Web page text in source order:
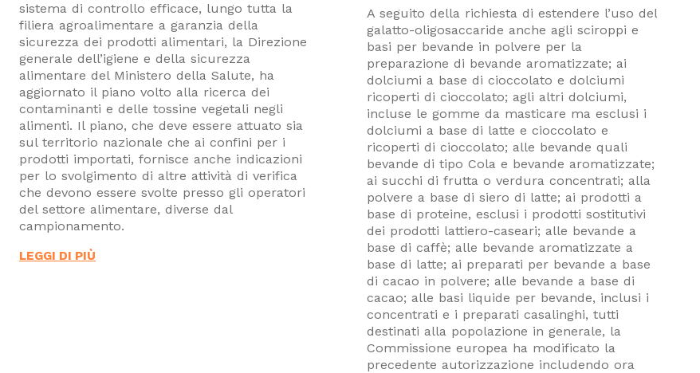
sistema di controllo efficace, lungo tutta la
filiera agroalimentare a garanzia della
sicurezza dei prodotti alimentari, la Direzione
generale dell’igiene e della sicurezza
alimentare del Ministero della Salute, ha
aggiornato il piano volto alla ricerca dei
contaminanti e delle tossine vegetali negli
alimenti. Il piano, che deve essere attuato sia
sul territorio nazionale che ai confini per i
prodotti importati, fornisce anche indicazioni
per lo svolgimento di altre attività di verifica
che devono essere svolte presso gli operatori
del settore alimentare, diverse dal
campionamento.
LEGGI DI PIÙ
A seguito della richiesta di estendere l’uso del
galatto-oligosaccaride anche agli sciroppi e
basi per bevande in polvere per la
preparazione di bevande aromatizzate; ai
dolciumi a base di cioccolato e dolciumi
ricoperti di cioccolato; agli altri dolciumi,
incluse le gomme da masticare ma esclusi i
dolciumi a base di latte e cioccolato e
ricoperti di cioccolato; alle bevande quali
bevande di tipo Cola e bevande aromatizzate;
ai succhi di frutta o verdura concentrati; alla
polvere a base di siero di latte; ai prodotti a
base di proteine, esclusi i prodotti sostitutivi
dei prodotti lattiero-caseari; alle bevande a
base di caffè; alle bevande aromatizzate a
base di latte; ai preparati per bevande a base
di cacao in polvere; alle bevande a base di
cacao; alle basi liquide per bevande, inclusi i
concentrati e i preparati casalinghi, tutti
destinati alla popolazione in generale, la
Commissione europea ha modificato la
precedente autorizzazione includendo ora